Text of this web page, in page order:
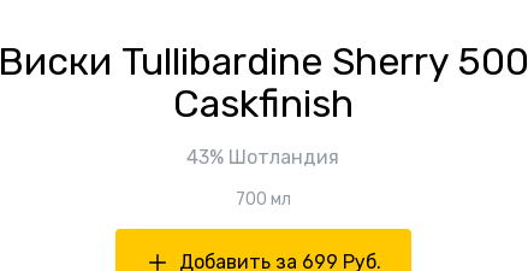
Виски Tullibardine Sherry 500
Caskfinish
43% Шотландия
700 мл
Добавить за 699 Руб.